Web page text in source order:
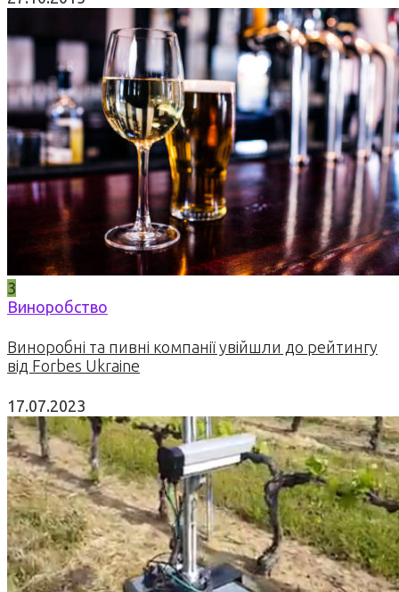
3
Виноробство
Виноробні та пивні компанії увійшли до рейтингу
від Forbes Ukraine
17.07.2023